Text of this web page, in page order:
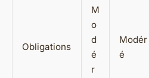
Obligations
M
o
d
é
r
Modér
é